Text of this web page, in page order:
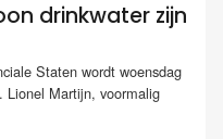
drinkwater zijn
Staten wordt woensdag
Lionel Martijn, voormalig